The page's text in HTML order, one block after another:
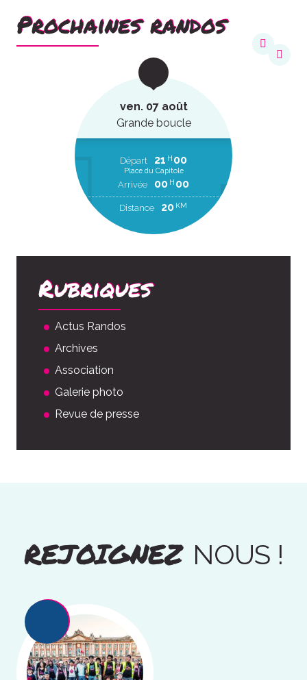
Prochaines randos
ven. 07 août
Grande boucle
Départ 21 H 00
Place du Capitole
Arrivée 00 H 00
Distance 20 KM
Rubriques
Actus Randos
Archives
Association
Galerie photo
Revue de presse
REJOIGNEZ NOUS !